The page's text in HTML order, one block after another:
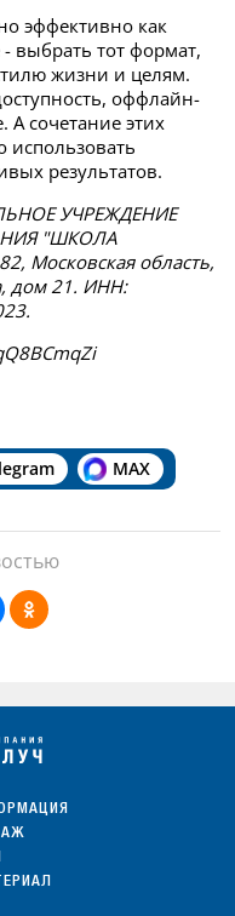
эффективно как
выбрать тот формат,
жизни и целям.
оффлайн-
А сочетание этих
использовать
результатов.
УЧРЕЖДЕНИЕ
"ШКОЛА
Московская область,
дом 21. ИНН:
MAX